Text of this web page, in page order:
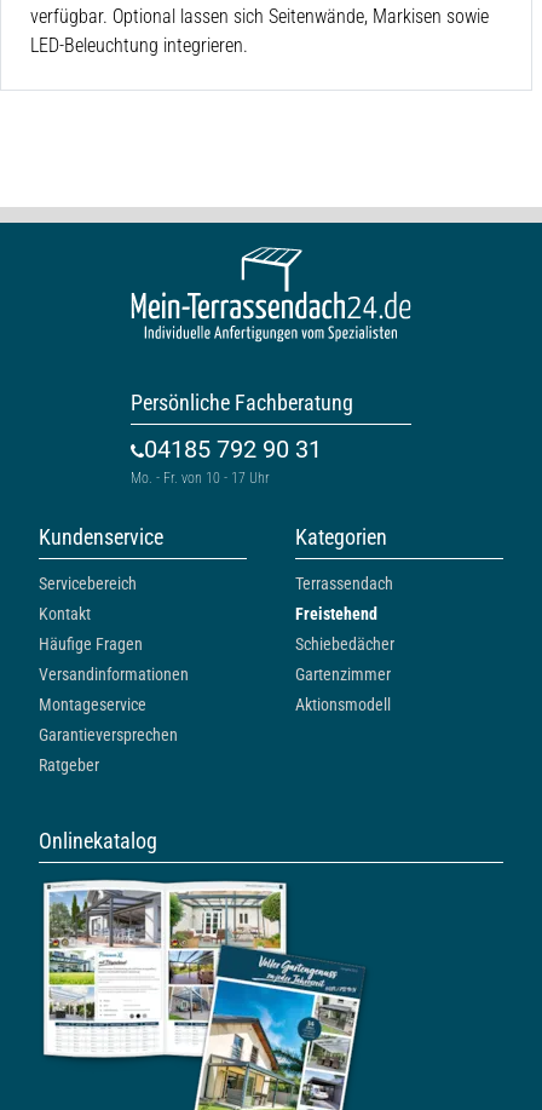
verfügbar. Optional lassen sich Seitenwände, Markisen sowie
LED-Beleuchtung integrieren.
Persönliche Fachberatung
04185 792 90 31
Mo. - Fr. von 10 - 17 Uhr
Kundenservice
Servicebereich
Kontakt
Häufige Fragen
Versandinformationen
Montageservice
Garantieversprechen
Ratgeber
Kategorien
Terrassendach
Freistehend
Schiebedächer
Gartenzimmer
Aktionsmodell
Onlinekatalog